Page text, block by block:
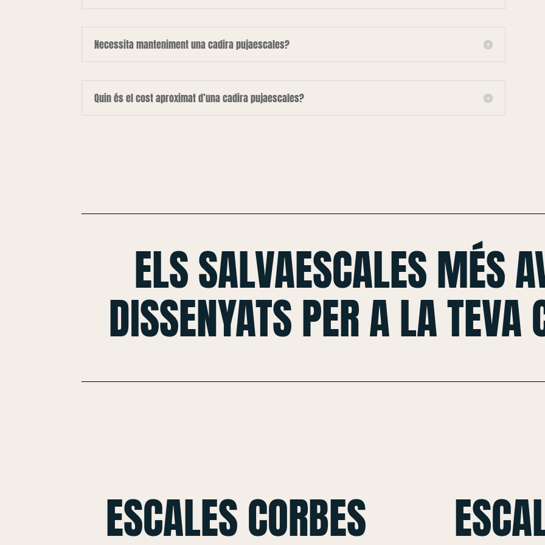
Necessita manteniment una cadira pujaescales?
Quin és el cost aproximat d’una cadira pujaescales?
ELS SALVAESCALES MÉS
DISSENYATS PER A LA TEVA
ESCALES CORBES